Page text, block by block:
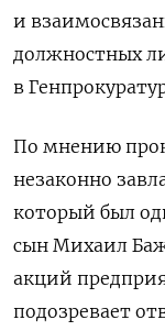
и
должностных
в
По мнению
незаконно
который был
сын Михаил
акций
подозревает